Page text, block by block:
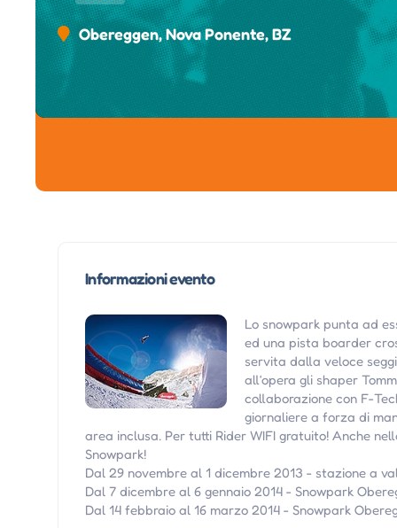
Obereggen, Nova Ponente, BZ
Informazioni evento
Lo snowpark punta ad
ed una pista boarder
servita dalla veloce
all‘opera gli shaper
collaborazione con F-
giornaliere a forza di
area inclusa. Per tutti Rider WIFI gratuito! Anche
Snowpark!
Dal 29 novembre al 1 dicembre 2013 - stazione a
Dal 7 dicembre al 6 gennaio 2014 - Snowpark
Dal 14 febbraio al 16 marzo 2014 - Snowpark